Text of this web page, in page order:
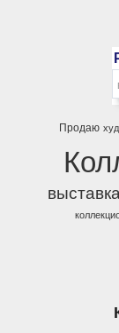
Продаю
выставка